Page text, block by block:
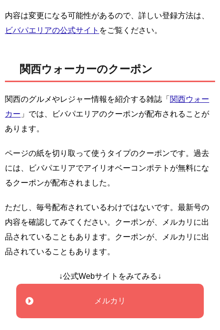
内容は変更になる可能性があるので、詳しい登録方法は、
ビバパエリアの公式サイト をご覧ください。
関西ウォーカーのクーポン
関西のグルメやレジャー情報を紹介する雑誌「 関西ウォー
カー 」では、ビバパエリアのクーポンが配布されることが
あります。
ページの紙を切り取って使うタイプのクーポンです。過去
には、ビバパエリアでアイリオベーコンポテトが無料にな
るクーポンが配布されました。
ただし、毎号配布されているわけではないです。最新号の
内容を確認してみてください。クーポンが、メルカリに出
品されていることもあります。クーポンが、メルカリに出
品されていることもあります。
↓公式Webサイトをみてみる↓
メルカリ